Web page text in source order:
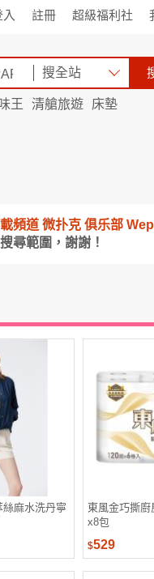
註冊 超級福利社
搜全站
王 清艙旅遊
床墊
道 微扑克 俱乐部
尋範圍，謝謝！
麻水洗丹寧
東風金巧撕
x8包
$529